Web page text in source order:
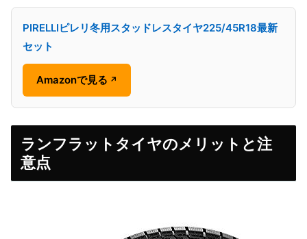
PIRELLIピレリ冬用スタッドレスタイヤ225/45R18最新
セット
Amazonで見る ↗
ランフラットタイヤのメリットと注
意点